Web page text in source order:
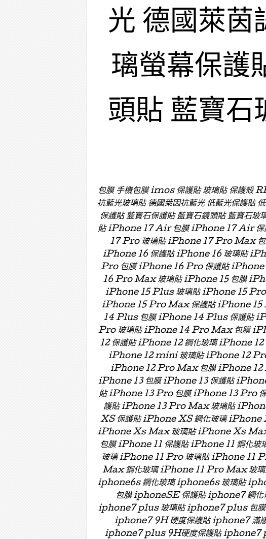
光 德國萊茵
璃螢幕保護
頭貼 藍寶石
包膜 手機包膜 imos 保護貼 玻璃貼 保護殼
抗藍光玻璃貼 德國萊因抗藍光 低藍光保護貼
保護貼 藍寶石保護貼 藍寶石鏡頭貼 藍寶
貼 iPhone 17 Air 包膜 iPhone 17 Air
17 Pro 玻璃貼 iPhone 17 Pro Max
iPhone 16 保護貼 iPhone 16 玻璃貼
Pro 包膜 iPhone 16 Pro 保護貼
16 Pro Max 玻璃貼 iPhone 15 包膜
iPhone 15 Plus 玻璃貼 iPhone 15
iPhone 15 Pro Max 保護貼 iPhone 15
14 Plus 包膜 iPhone 14 Plus 保護貼
Pro 玻璃貼 iPhone 14 Pro Max 包膜
12 保護貼 iPhone 12 鋼化玻璃 iPhone
iPhone 12 mini 玻璃貼 iPhone 12
iPhone 12 Pro Max 包膜 iPhone 12
iPhone 13 包膜 iPhone 13 保護貼
貼 iPhone 13 Pro 包膜 iPhone 13 Pro
護貼 iPhone 13 Pro Max 玻璃貼
XS 保護貼 iPhone XS 鋼化玻璃
iPhone Xs Max 玻璃貼 iPhone Xs
包膜 iPhone 11 保護貼 iPhone 11 鋼化
玻璃 iPhone 11 Pro 玻璃貼 iPhone 11
Max 鋼化玻璃 iPhone 11 Pro Max 玻璃
iphone6s 鋼化玻璃 iphone6s 玻璃貼
包膜 iphoneSE 保護貼 iphone7 鋼
iphone7 plus 玻璃貼 iphone7 plus 包膜
iphone7 9H 硬度保護貼 iphone7 滿
iphone7 plus 9H硬度保護貼 iphone7